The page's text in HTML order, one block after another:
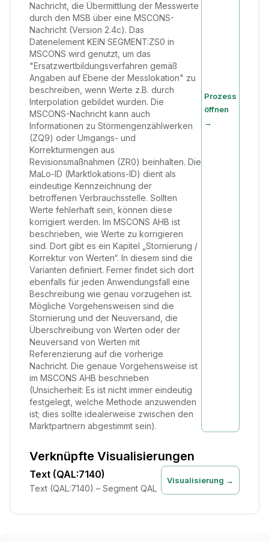
Nachricht, die Übermittlung der Messwerte
durch den MSB über eine MSCONS-
Nachricht (Version 2.4c). Das
Datenelement KEIN SEGMENT:ZS0 in
MSCONS wird genutzt, um das
"Ersatzwertbildungsverfahren gemäß
Angaben auf Ebene der Messlokation" zu
beschreiben, wenn Werte z.B. durch
Interpolation gebildet wurden. Die
MSCONS-Nachricht kann auch
Informationen zu Störmengenzählwerken
(ZQ9) oder Umgangs- und
Korrekturmengen aus
Revisionsmaßnahmen (ZR0) beinhalten. Die
MaLo-ID (Marktlokations-ID) dient als
eindeutige Kennzeichnung der
betroffenen Verbrauchsstelle. Sollten
Werte fehlerhaft sein, können diese
korrigiert werden. Im MSCONS AHB ist
beschrieben, wie Werte zu korrigieren
sind. Dort gibt es ein Kapitel „Stornierung /
Korrektur von Werten“. In diesem sind die
Varianten definiert. Ferner findet sich dort
ebenfalls für jeden Anwendungsfall eine
Beschreibung wie genau vorzugehen ist.
Mögliche Vorgehensweisen sind die
Stornierung und der Neuversand, die
Überschreibung von Werten oder der
Neuversand von Werten mit
Referenzierung auf die vorherige
Nachricht. Die genaue Vorgehensweise ist
im MSCONS AHB beschrieben
(Unsicherheit: Es ist nicht immer eindeutig
festgelegt, welche Methode anzuwenden
ist; dies sollte idealerweise zwischen den
Marktpartnern abgestimmt sein).
Prozess
öffnen
→
Verknüpfte Visualisierungen
Text (QAL:7140)
Text (QAL:7140) – Segment QAL
Visualisierung →